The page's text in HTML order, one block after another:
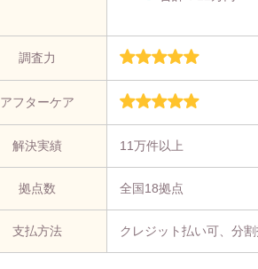
調査力
アフターケア
解決実績 11万件以上
拠点数 全国18拠点
支払方法 クレジット払い可、分